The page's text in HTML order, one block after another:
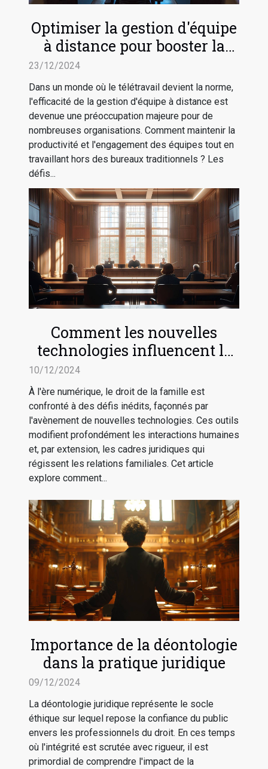
Optimiser la gestion d'équipe
à distance pour booster la
23/12/2024
Dans un monde où le télétravail devient la norme,
l'efficacité de la gestion d'équipe à distance est
devenue une préoccupation majeure pour de
nombreuses organisations. Comment maintenir la
productivité et l'engagement des équipes tout en
travaillant hors des bureaux traditionnels ? Les
défis...
Comment les nouvelles
technologies influencent le
droit de la famille
10/12/2024
À l'ère numérique, le droit de la famille est
confronté à des défis inédits, façonnés par
l'avènement de nouvelles technologies. Ces outils
modifient profondément les interactions humaines
et, par extension, les cadres juridiques qui
régissent les relations familiales. Cet article
explore comment...
Importance de la déontologie
dans la pratique juridique
09/12/2024
La déontologie juridique représente le socle
éthique sur lequel repose la confiance du public
envers les professionnels du droit. En ces temps
où l'intégrité est scrutée avec rigueur, il est
primordial de comprendre l'impact de la